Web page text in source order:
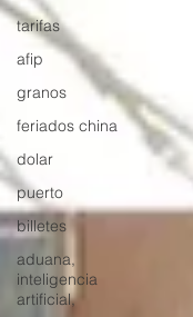
tarifas
afip
granos
feriados china
dolar
puerto
billetes
aduana,
inteligencia
artificial,